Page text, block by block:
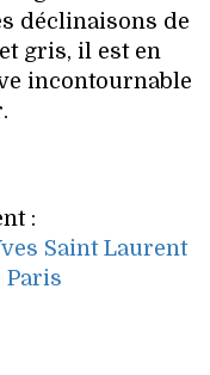
déclinaisons de
gris, il est en
incontournable
:
Saint Laurent
Paris